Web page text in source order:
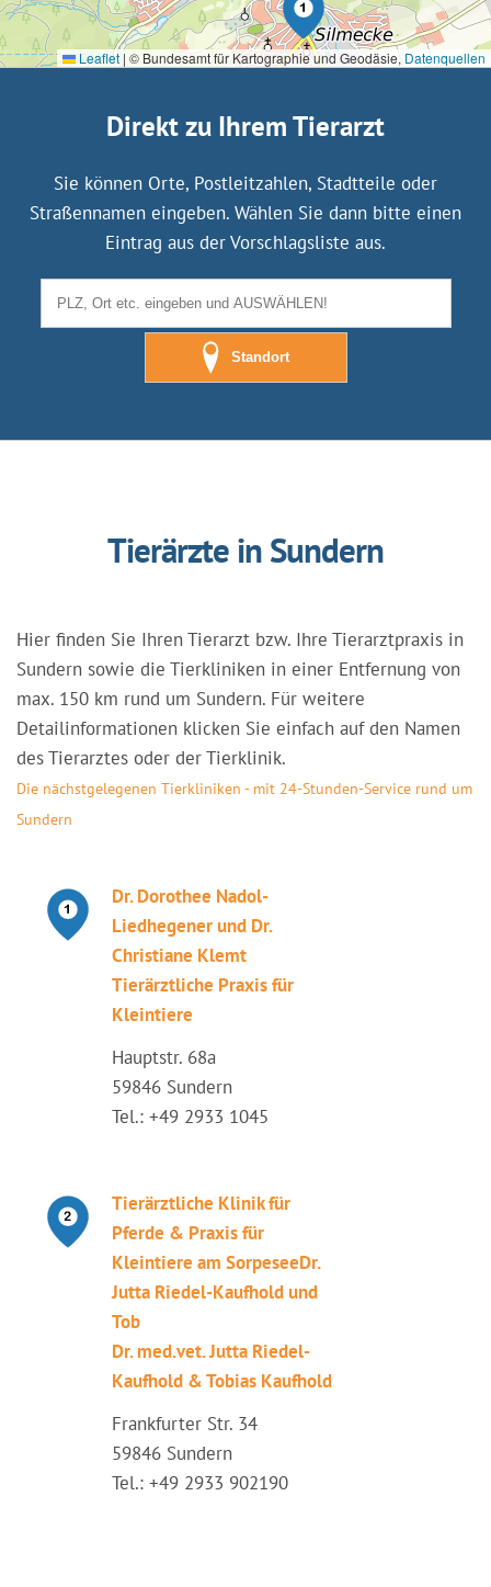
Leaflet | © Bundesamt für Kartographie und Geodäsie, Datenquellen
Direkt zu Ihrem Tierarzt
Sie können Orte, Postleitzahlen, Stadtteile oder
Straßennamen eingeben. Wählen Sie dann bitte einen
Eintrag aus der Vorschlagsliste aus.
Standort
Tierärzte in Sundern
Hier finden Sie Ihren Tierarzt bzw. Ihre Tierarztpraxis in
Sundern sowie die Tierkliniken in einer Entfernung von
max. 150 km rund um Sundern. Für weitere
Detailinformationen klicken Sie einfach auf den Namen
des Tierarztes oder der Tierklinik.
Die nächstgelegenen Tierkliniken - mit 24-Stunden-Service rund um
Sundern
Dr. Dorothee Nadol-
Liedhegener und Dr.
Christiane Klemt
Tierärztliche Praxis für
Kleintiere
Hauptstr. 68a
59846 Sundern
Tel.: +49 2933 1045
Tierärztliche Klinik für
Pferde & Praxis für
Kleintiere am SorpeseeDr.
Jutta Riedel-Kaufhold und
Tob
Dr. med.vet. Jutta Riedel-
Kaufhold & Tobias Kaufhold
Frankfurter Str. 34
59846 Sundern
Tel.: +49 2933 902190